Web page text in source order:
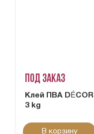
Под заказ
Клей ПВА DÉCOR
3 kg
В корзину